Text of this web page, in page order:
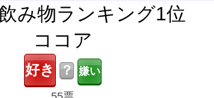
み物ランキング1位
ココア
？